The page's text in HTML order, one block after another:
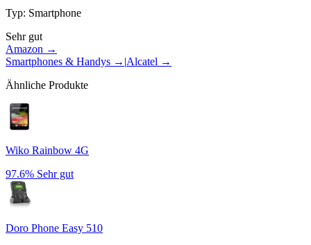
Typ: Smartphone
Sehr gut
Amazon →
Smartphones & Handys → |Alcatel →
Ähnliche Produkte
Wiko Rainbow 4G
97.6% Sehr gut
Doro Phone Easy 510